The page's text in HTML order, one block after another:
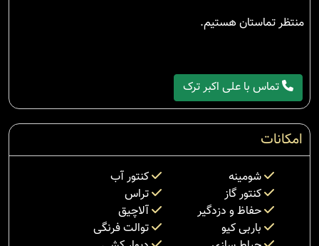
منتظر تماستان هستیم.
تماس با علی اکبر ترک
امکانات
شومینه
کنتور آب
کنتور گاز
تراس
حفاظ و دزدگیر
آلاچیق
باربی کیو
توالت فرنگی